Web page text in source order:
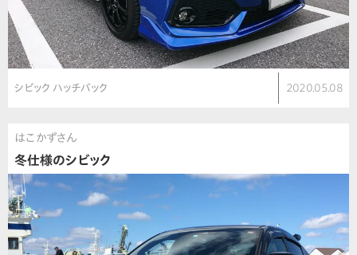
シビック ハッチバック 2020.05.08
はこかずさん
冬仕様のシビック